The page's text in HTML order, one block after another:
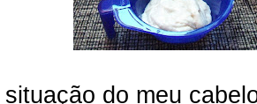
situação do meu